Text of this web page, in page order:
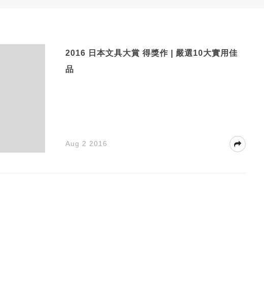
2016 日本文具大賞 得獎作 | 嚴選10大實用佳
品
Aug 2 2016